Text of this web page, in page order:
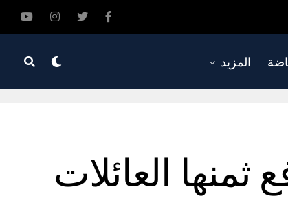
المزيد
العائلات